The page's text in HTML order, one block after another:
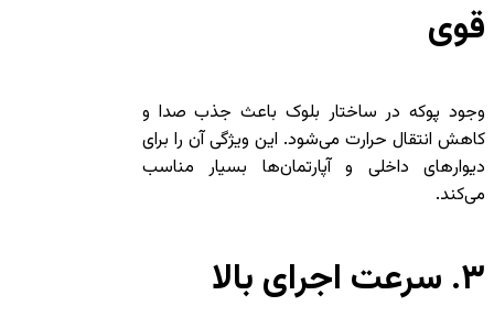
قوی
وجود پوکه در ساختار بلوک باعث جذب صدا و
کاهش انتقال حرارت می‌شود. این ویژگی آن را برای
دیوارهای داخلی و آپارتمان‌ها بسیار مناسب
می‌کند.
۳. سرعت اجرای بالا